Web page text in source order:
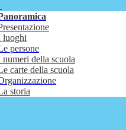
luoghi
persone
numeri della scuola
carte della scuola
storia